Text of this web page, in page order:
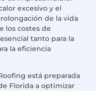
excesivo y el
de la vida
los costes de
tanto para la
la eficiencia
está preparada
Florida a optimizar